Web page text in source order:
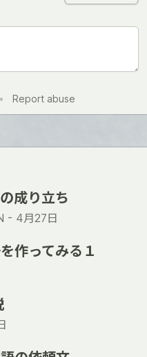
• Report abuse
成り立ち
- 4月27日
作ってみる１